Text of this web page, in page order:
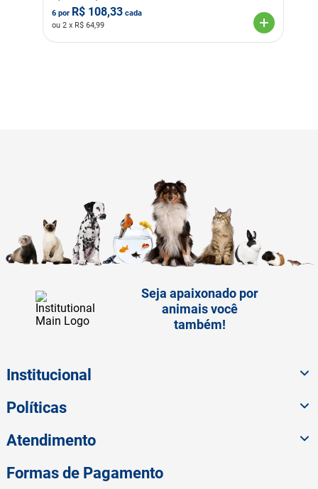
6 por R$ 108,33 cada
ou 2 x R$ 64,99
Seja apaixonado por
animais você
também!
Institucional
Políticas
Atendimento
Formas de Pagamento